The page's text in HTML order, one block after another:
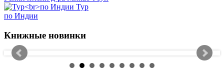
Тур
по Индии
Книжные новинки